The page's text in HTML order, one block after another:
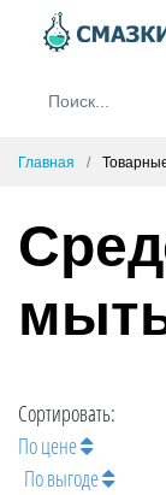
Главная
Сортировать:
По цене
По выгоде